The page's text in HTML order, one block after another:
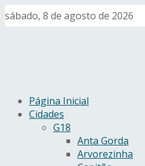
sábado, 8 de agosto de 2026
Página Inicial
Cidades
G18
Anta Gorda
Arvorezinha